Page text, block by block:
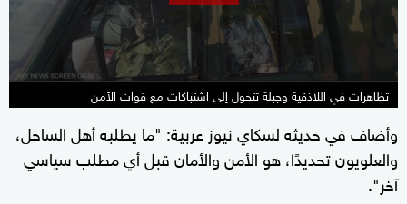
seconds
تظاهرات في اللاذقية وجبلة تتحول إلى اشتباكات مع قوات الأمن
وأضاف في حديثه لسكاي نيوز عربية: "ما يطلبه أهل الساحل،
والعلويون تحديدًا، هو الأمن والأمان قبل أي مطلب سياسي
آخر".